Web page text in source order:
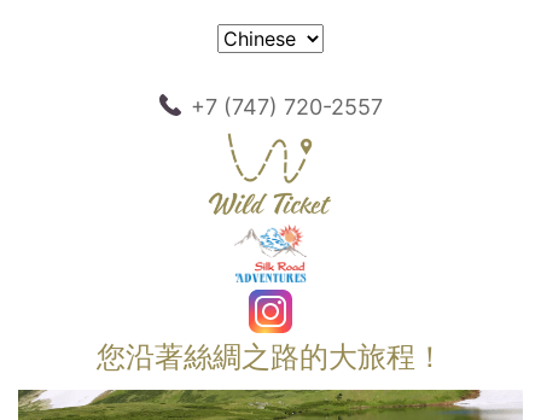
+7 (747) 720-2557
您沿著絲綢之路的大旅程！